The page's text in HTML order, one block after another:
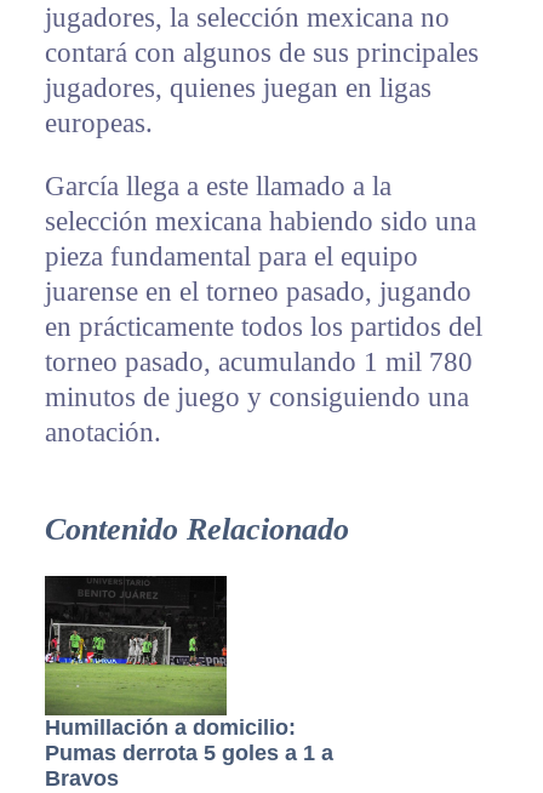
jugadores, la selección mexicana no
contará con algunos de sus principales
jugadores, quienes juegan en ligas
europeas.
García llega a este llamado a la
selección mexicana habiendo sido una
pieza fundamental para el equipo
juarense en el torneo pasado, jugando
en prácticamente todos los partidos del
torneo pasado, acumulando 1 mil 780
minutos de juego y consiguiendo una
anotación.
Contenido Relacionado
Humillación a domicilio:
Pumas derrota 5 goles a 1 a
Bravos